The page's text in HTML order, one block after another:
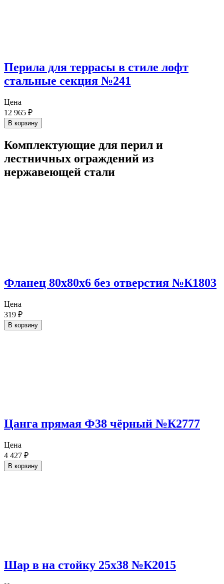
Перила для террасы в стиле лофт
стальные секция №241
Цена
12 965 ₽
В корзину
Комплектующие для перил и
лестничных ограждений из
нержавеющей стали
Фланец 80х80х6 без отверстия №К1803
Цена
319 ₽
В корзину
Цанга прямая Ф38 чёрный №К2777
Цена
4 427 ₽
В корзину
Шар в на стойку 25х38 №К2015